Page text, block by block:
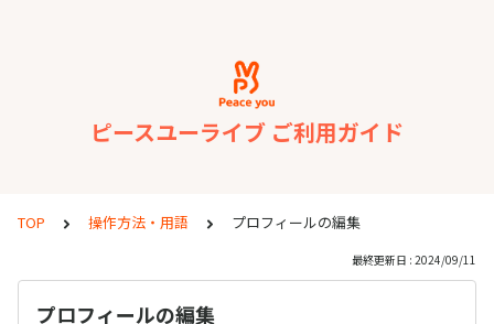
ピースユーライブ ご利用ガイド
TOP 操作方法・用語 プロフィールの編集
最終更新日 : 2024/09/11
プロフィールの編集